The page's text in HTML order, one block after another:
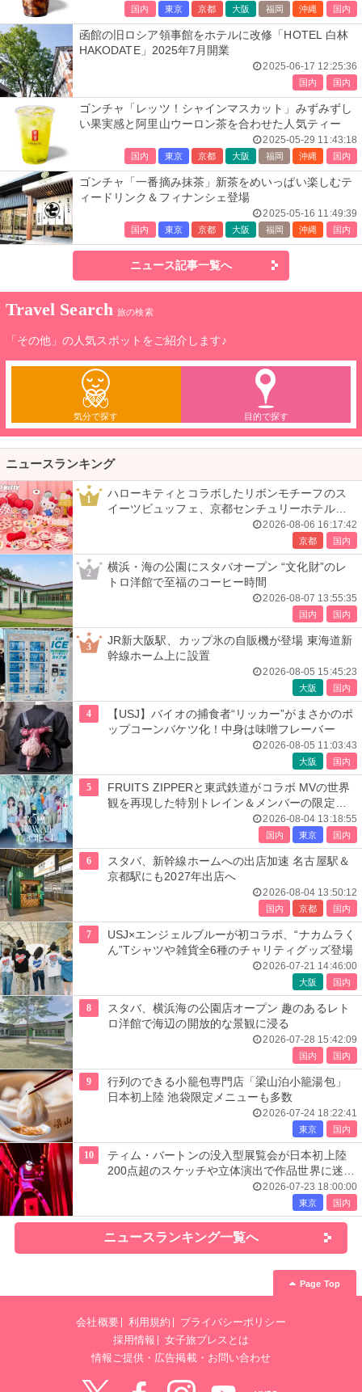
国内 東京 京都 大阪 福岡 沖縄 国内
函館の旧ロシア領事館をホテルに改修「HOTEL 白林
HAKODATE」2025年7月開業
2025-06-17 12:25:36
国内 国内
ゴンチャ「レッツ！シャインマスカット」みずみずし
い果実感と阿里山ウーロン茶を合わせた人気ティー
2025-05-29 11:43:18
国内 東京 京都 大阪 福岡 沖縄 国内
ゴンチャ「一番摘み抹茶」新茶をめいっぱい楽しむテ
ィードリンク＆フィナンシェ登場
2025-05-16 11:49:39
国内 東京 京都 大阪 福岡 沖縄 国内
ニュース記事一覧へ
Travel Search 旅の検索
「その他」の人気スポットをご紹介します♪
気分で探す 目的で探す
ニュースランキング
1
ハローキティとコラボしたリボンモチーフのス
イーツビュッフェ、京都センチュリーホテルで
2026-08-06 16:17:42
京都 国内
2
横浜・海の公園にスタバオープン “文化財”のレ
トロ洋館で至福のコーヒー時間
2026-08-07 13:55:35
国内 国内
3
JR新大阪駅、カップ氷の自販機が登場 東海道新
幹線ホーム上に設置
2026-08-05 15:45:23
大阪 国内
4
【USJ】バイオの捕食者“リッカー”がまさかのポ
ップコーンバケツ化！中身は味噌フレーバー
2026-08-05 11:03:43
大阪 国内
5
FRUITS ZIPPERと東武鉄道がコラボ MVの世界
観を再現した特別トレイン＆メンバーの限定ア
2026-08-04 13:18:55
国内 東京 国内
6
スタバ、新幹線ホームへの出店加速 名古屋駅＆
京都駅にも2027年出店へ
2026-08-04 13:50:12
国内 京都 国内
7
USJ×エンジェルブルーが初コラボ、“ナカムラく
ん”Tシャツや雑貨全6種のチャリティグッズ登場
2026-07-21 14:46:00
大阪 国内
8
スタバ、横浜海の公園店オープン 趣のあるレト
ロ洋館で海辺の開放的な景観に浸る
2026-07-28 15:42:09
国内 国内
9
行列のできる小籠包専門店「梁山泊小籠湯包」
日本初上陸 池袋限定メニューも多数
2026-07-24 18:22:41
東京 国内
10
ティム・バートンの没入型展覧会が日本初上陸
200点超のスケッチや立体演出で作品世界に迷い
2026-07-23 18:00:00
東京 国内
ニュースランキング一覧へ
Page Top
会社概要 利用規約
プライバシーポリシー
採用情報
女子旅プレスとは
情報ご提供・広告掲載・お問い合わせ